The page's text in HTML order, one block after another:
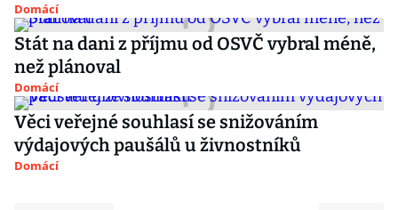
Domácí
Stát na dani z příjmu od OSVČ vybral méně,
než plánoval
Domácí
Věci veřejné souhlasí se snižováním
výdajových paušálů u živnostníků
Domácí